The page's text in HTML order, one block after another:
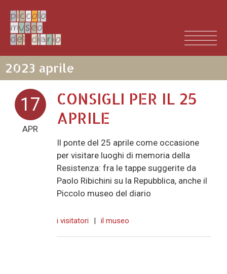
2023 aprile
17
APR
CONSIGLI PER IL 25
APRILE
Il ponte del 25 aprile come occasione
per visitare luoghi di memoria della
Resistenza: fra le tappe suggerite da
Paolo Ribichini su la Repubblica, anche il
Piccolo museo del diario
i visitatori | il museo